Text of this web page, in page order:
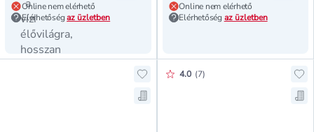
Online nem elérhető
Elérhetőségaz üzletben
Online nem elérhető
Elérhetőség az üzletben
Hozzáadás a kedvencekhez,
Mentés a bevásárló listára,
Értékelés pontszáma:
4.0 (7)